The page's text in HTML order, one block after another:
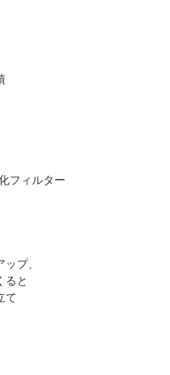
フィルター
プ、
ると
て